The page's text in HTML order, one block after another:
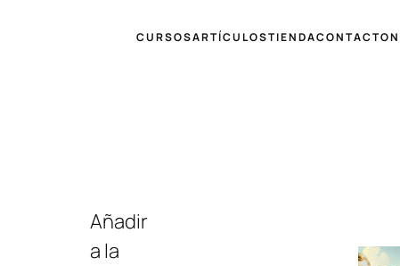
CURSOSARTÍCULOSTIENDACONTACTO
Añadir
a la